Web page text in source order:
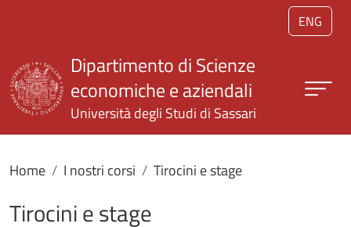
Salta al contenuto principale
ENG
Dipartimento di Scienze
economiche e aziendali
Università degli Studi di Sassari
Home I nostri corsi Tirocini e stage
Tirocini e stage